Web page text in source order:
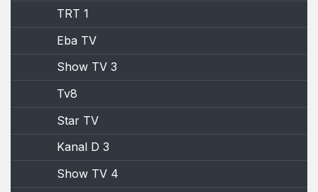
TRT 1
Eba TV
Show TV 3
Tv8
Star TV
Kanal D 3
Show TV 4